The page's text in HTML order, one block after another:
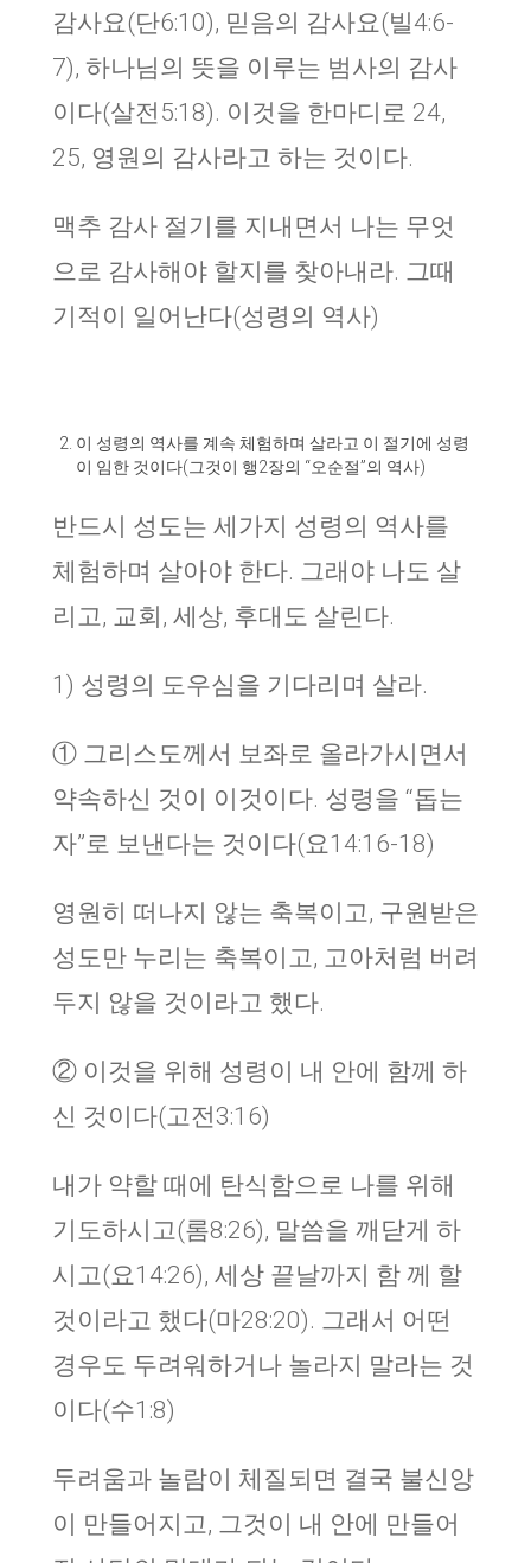
감사요(단6:10), 믿음의 감사요(빌4:6-
7), 하나님의 뜻을 이루는 범사의 감사
이다(살전5:18). 이것을 한마디로 24,
25, 영원의 감사라고 하는 것이다.
맥추 감사 절기를 지내면서 나는 무엇
으로 감사해야 할지를 찾아내라. 그때
기적이 일어난다(성령의 역사)
이 성령의 역사를 계속 체험하며 살라고 이 절기에 성령
이 임한 것이다(그것이 행2장의 “오순절”의 역사)
반드시 성도는 세가지 성령의 역사를
체험하며 살아야 한다. 그래야 나도 살
리고, 교회, 세상, 후대도 살린다.
1) 성령의 도우심을 기다리며 살라.
① 그리스도께서 보좌로 올라가시면서
약속하신 것이 이것이다. 성령을 “돕는
자”로 보낸다는 것이다(요14:16-18)
영원히 떠나지 않는 축복이고, 구원받은
성도만 누리는 축복이고, 고아처럼 버려
두지 않을 것이라고 했다.
② 이것을 위해 성령이 내 안에 함께 하
신 것이다(고전3:16)
내가 약할 때에 탄식함으로 나를 위해
기도하시고(롬8:26), 말씀을 깨닫게 하
시고(요14:26), 세상 끝날까지 함 께 할
것이라고 했다(마28:20). 그래서 어떤
경우도 두려워하거나 놀라지 말라는 것
이다(수1:8)
두려움과 놀람이 체질되면 결국 불신앙
이 만들어지고, 그것이 내 안에 만들어